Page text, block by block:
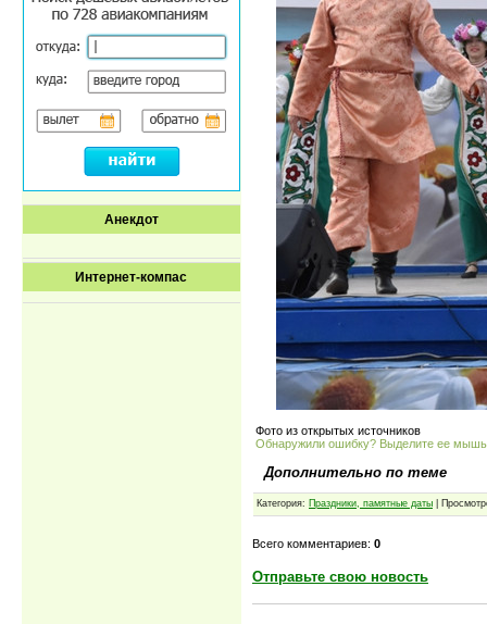
Анекдот
Интернет-компас
Фото из открытых источников
Обнаружили ошибку? Выделите ее
Дополнительно по теме
Категория: Праздники, памятные даты |
Всего комментариев: 0
Отправьте свою новость